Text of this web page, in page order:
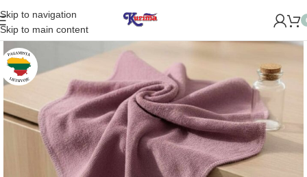
Skip to navigation
Skip to main content
NAUJĄ PARDUOTUVĘ ŽVĖRYNE (SĖLIŲ G. 29 VILNIUJE)!